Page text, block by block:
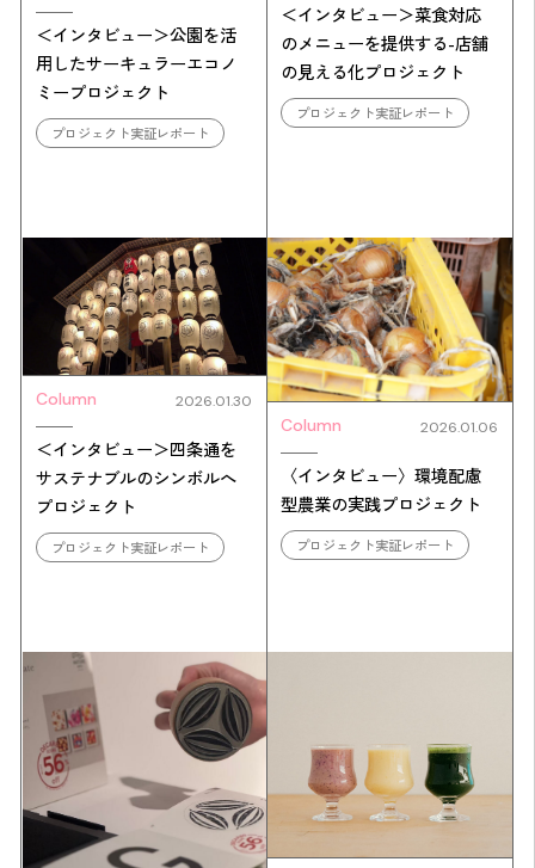
＜インタビュー＞公園を活
用したサーキュラーエコノ
ミープロジェクト
プロジェクト実証レポート
＜インタビュー＞菜食対応
のメニューを提供する-店舗
の見える化プロジェクト
プロジェクト実証レポート
Column 2026.01.30
＜インタビュー＞四条通を
サステナブルのシンボルへ
プロジェクト
プロジェクト実証レポート
Column 2026.01.06
〈インタビュー〉環境配慮
型農業の実践プロジェクト
プロジェクト実証レポート